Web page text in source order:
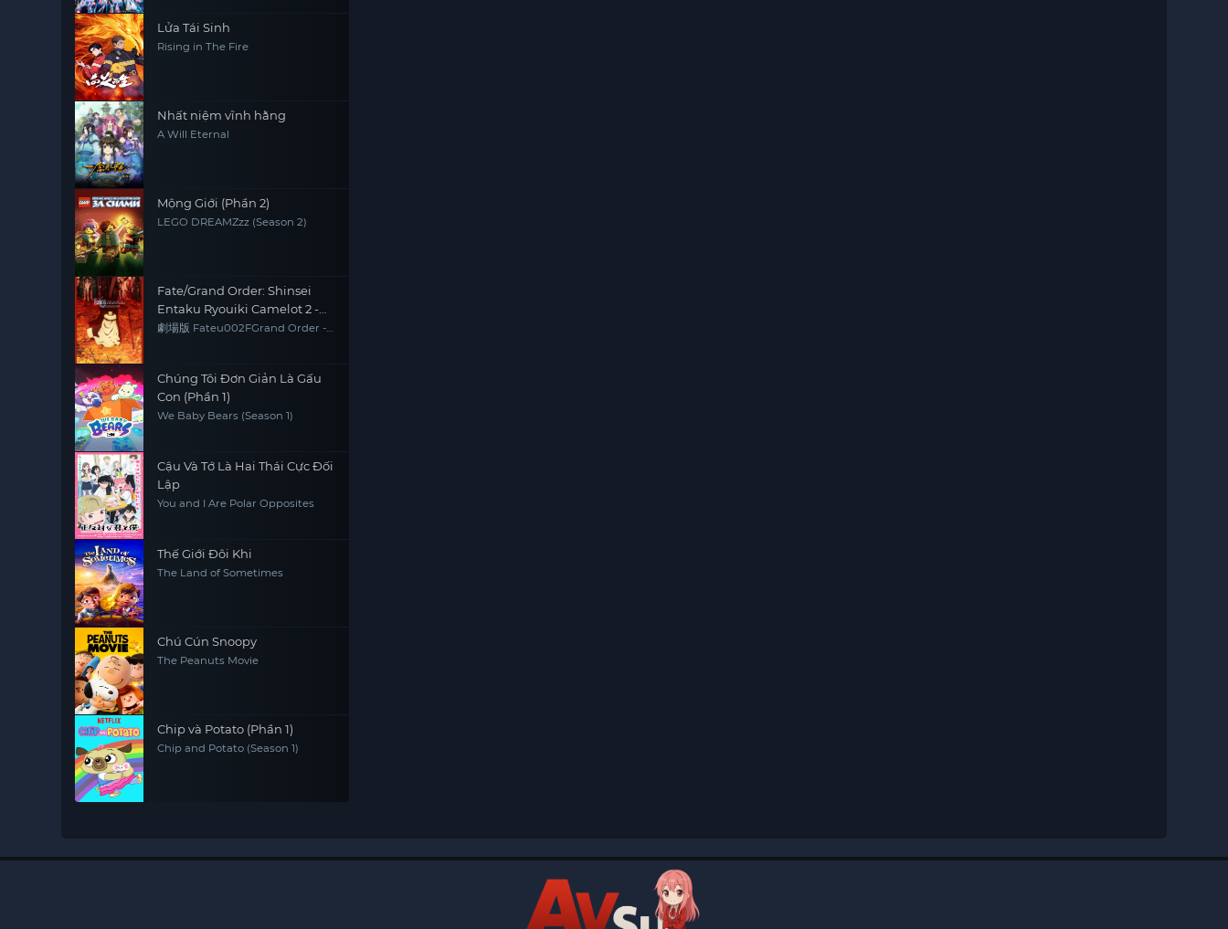
Lửa Tái Sinh
Rising in The Fire
Nhất niệm vĩnh hằng
A Will Eternal
Mộng Giới (Phần 2)
LEGO DREAMZzz (Season 2)
Fate/Grand Order: Shinsei
Entaku Ryouiki Camelot 2 -
Paladin; Agateram
劇場版 Fateu002FGrand Order -
Chúng Tôi Đơn Giản Là Gấu
Con (Phần 1)
We Baby Bears (Season 1)
Cậu Và Tớ Là Hai Thái Cực Đối
Lập
You and I Are Polar Opposites
Thế Giới Đôi Khi
The Land of Sometimes
Chú Cún Snoopy
The Peanuts Movie
Chip và Potato (Phần 1)
Chip and Potato (Season 1)